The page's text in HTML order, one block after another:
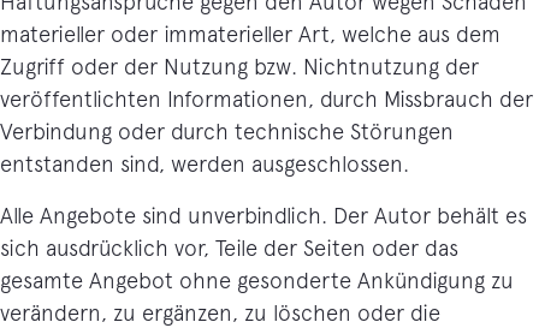
materieller oder immaterieller Art, welche aus dem
Zugriff oder der Nutzung bzw. Nichtnutzung der
veröffentlichten Informationen, durch Missbrauch der
Verbindung oder durch technische Störungen
entstanden sind, werden ausgeschlossen.
Alle Angebote sind unverbindlich. Der Autor behält es
sich ausdrücklich vor, Teile der Seiten oder das
gesamte Angebot ohne gesonderte Ankündigung zu
verändern, zu ergänzen, zu löschen oder die